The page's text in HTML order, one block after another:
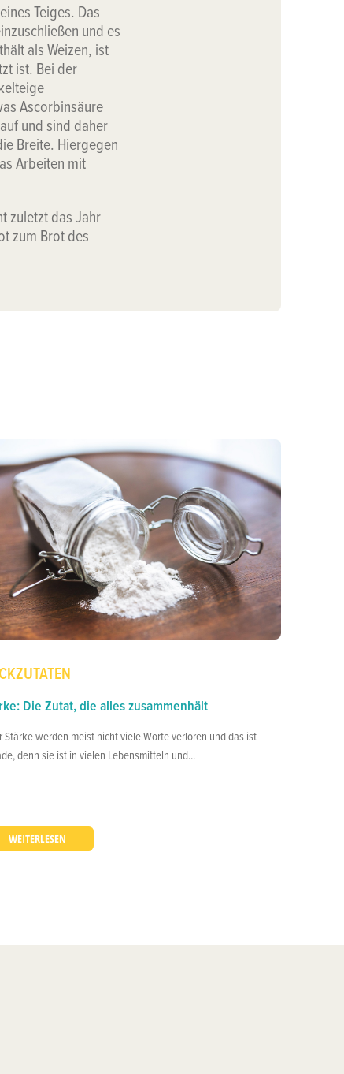
Teiges. Das
und es
als Weizen, ist
ist. Bei der
Ascorbinsäure
und sind daher
Breite. Hiergegen
Arbeiten mit
zuletzt das Jahr
zum Brot des
Die Zutat, die alles zusammenhält
Stärke werden meist nicht viele Worte verloren und das ist
denn sie ist in vielen Lebensmitteln und...
WEITERLESEN